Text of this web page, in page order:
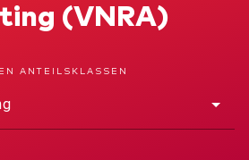
menu
(VNRA)
ANTEILSKLASSEN